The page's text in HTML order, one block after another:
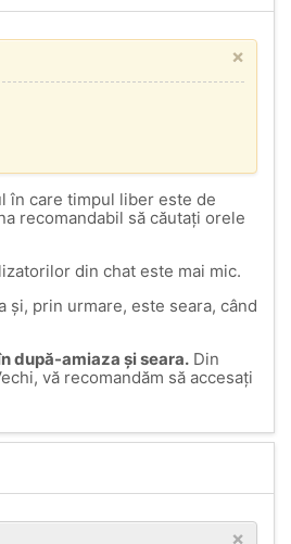
×
în care timpul liber este de
recomandabil să căutați orele
din chat este mai mic.
prin urmare, este seara, când
după-amiaza și seara.Din
vă recomandăm să accesați
×